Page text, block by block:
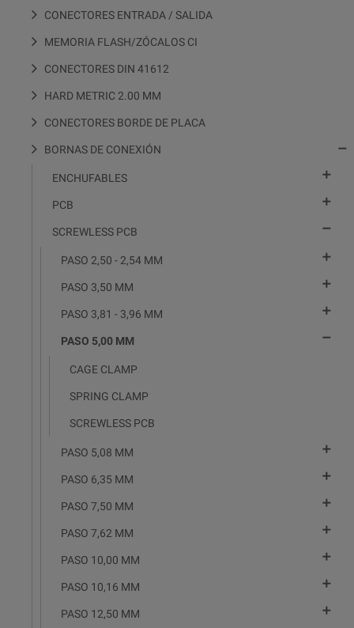
CONECTORES ENTRADA / SALIDA
MEMORIA FLASH/ZÓCALOS CI
CONECTORES DIN 41612
HARD METRIC 2.00 MM
CONECTORES BORDE DE PLACA
BORNAS DE CONEXIÓN 
ENCHUFABLES 
PCB 
SCREWLESS PCB 
PASO 2,50 - 2,54 MM 
PASO 3,50 MM 
PASO 3,81 - 3,96 MM 
PASO 5,00 MM 
CAGE CLAMP
SPRING CLAMP
SCREWLESS PCB
PASO 5,08 MM 
PASO 6,35 MM 
PASO 7,50 MM 
PASO 7,62 MM 
PASO 10,00 MM 
PASO 10,16 MM 
PASO 12,50 MM 